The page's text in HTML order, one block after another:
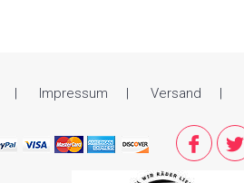
Impressum Versand